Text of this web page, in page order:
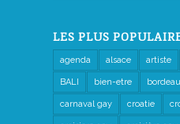
LES PLUS
agenda alsace artiste
BALI bien-etre
carnaval gay croatie